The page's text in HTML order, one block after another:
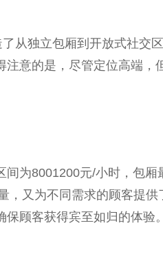
从独立包厢到开放式社
意的是，尽管定位高端
为8001200元/小时，包
又为不同需求的顾客提
保顾客获得宾至如归的体验